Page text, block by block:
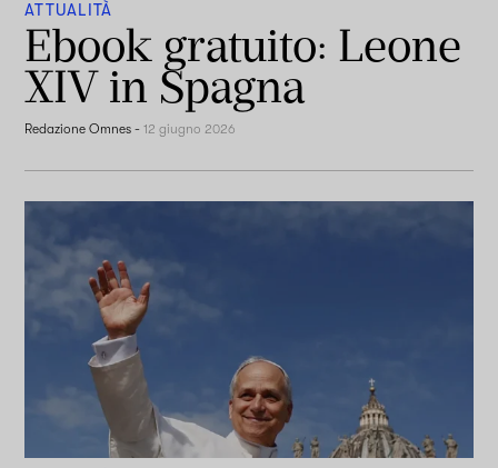
ATTUALITÀ
Ebook gratuito: Leone
XIV in Spagna
Redazione Omnes -12 giugno 2026